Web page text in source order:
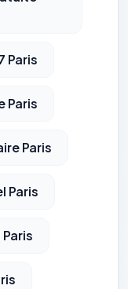
Paris
Paris
Paris
Paris